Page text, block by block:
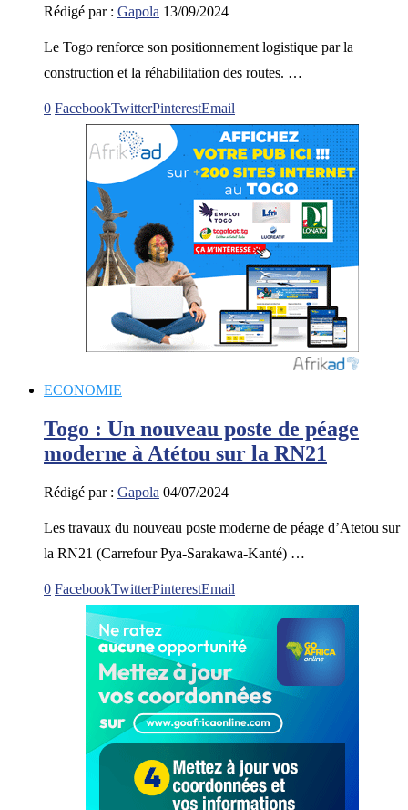
Rédigé par : Gapola 13/09/2024
Le Togo renforce son positionnement logistique par la
construction et la réhabilitation des routes. …
0 FacebookTwitterPinterestEmail
ECONOMIE
Togo : Un nouveau poste de péage
moderne à Atétou sur la RN21
Rédigé par : Gapola 04/07/2024
Les travaux du nouveau poste moderne de péage d’Atetou sur
la RN21 (Carrefour Pya-Sarakawa-Kanté) …
0 FacebookTwitterPinterestEmail